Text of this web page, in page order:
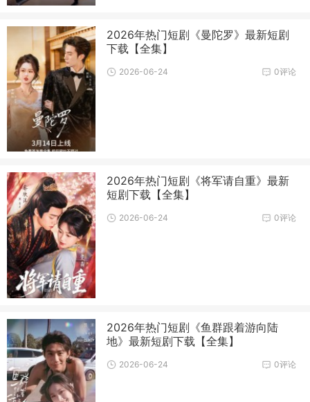
2026年热门短剧《曼陀罗》最新短剧
下载【全集】
0评论
2026-06-24
2026年热门短剧《将军请自重》最新
短剧下载【全集】
0评论
2026-06-24
2026年热门短剧《鱼群跟着游向陆
地》最新短剧下载【全集】
0评论
2026-06-24